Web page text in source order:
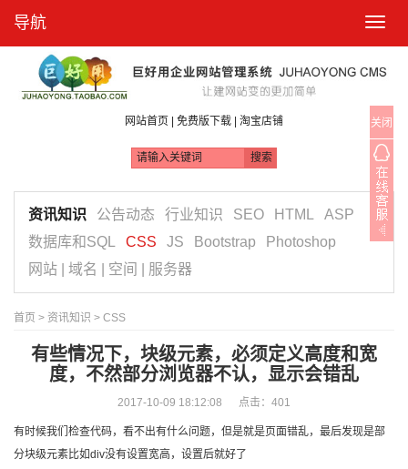
T
g
n
a
v
i
g
a
i
o
导航
网站首页 | 免费版下载 | 淘宝店铺
资讯知识 公告动态 行业知识 SEO HTML
ASP
数据库和SQL
CSS JS Bootstrap
Photoshop
网站 | 域名 | 空间 | 服务器
首页 > 资讯知识 > CSS
有些情况下，块级元素，必须定义高度和宽
度，不然部分浏览器不认，显示会错乱
2017-10-09 18:12:08 点击： 401
有时候我们检查代码，看不出有什么问题，但是就是页面错乱，最后发现是部
分块级元素比如div没有设置宽高，设置后就好了
关闭